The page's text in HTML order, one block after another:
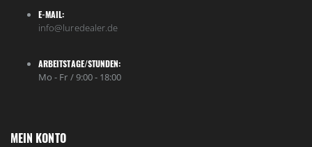
E-MAIL:
info@luredealer.de
ARBEITSTAGE/STUNDEN:
Mo - Fr / 9:00 - 18:00
MEIN KONTO